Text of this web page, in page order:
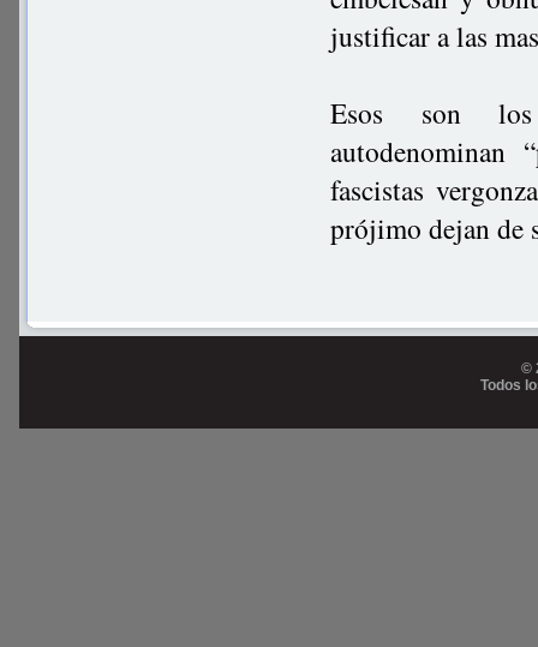
justificar a las
Esos son los
autodenominan
fascistas
prójimo dejan de
©
Todos